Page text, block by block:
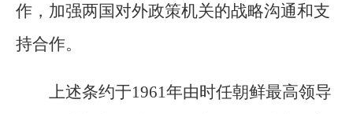
作，加强两国对外政策机关的战略沟通和支
持合作。
上述条约于1961年由时任朝鲜最高领导